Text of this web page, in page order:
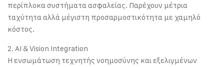
περίπλοκα συστήματα ασφαλείας. Παρέχουν μέτρια
ταχύτητα αλλά μέγιστη προσαρμοστικότητα με χαμηλό
κόστος.
2. AI & Vision Integration
Η ενσωμάτωση τεχνητής νοημοσύνης και εξελιγμένων